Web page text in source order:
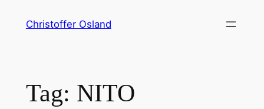
Christoffer Osland
Tag: NITO